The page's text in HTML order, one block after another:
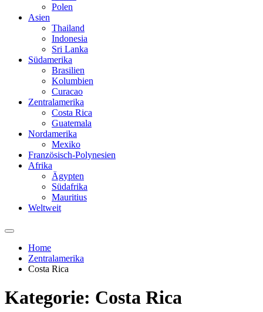
Polen
Asien
Thailand
Indonesia
Sri Lanka
Südamerika
Brasilien
Kolumbien
Curacao
Zentralamerika
Costa Rica
Guatemala
Nordamerika
Mexiko
Französisch-Polynesien
Afrika
Ägypten
Südafrika
Mauritius
Weltweit
Home
Zentralamerika
Costa Rica
Kategorie: Costa Rica